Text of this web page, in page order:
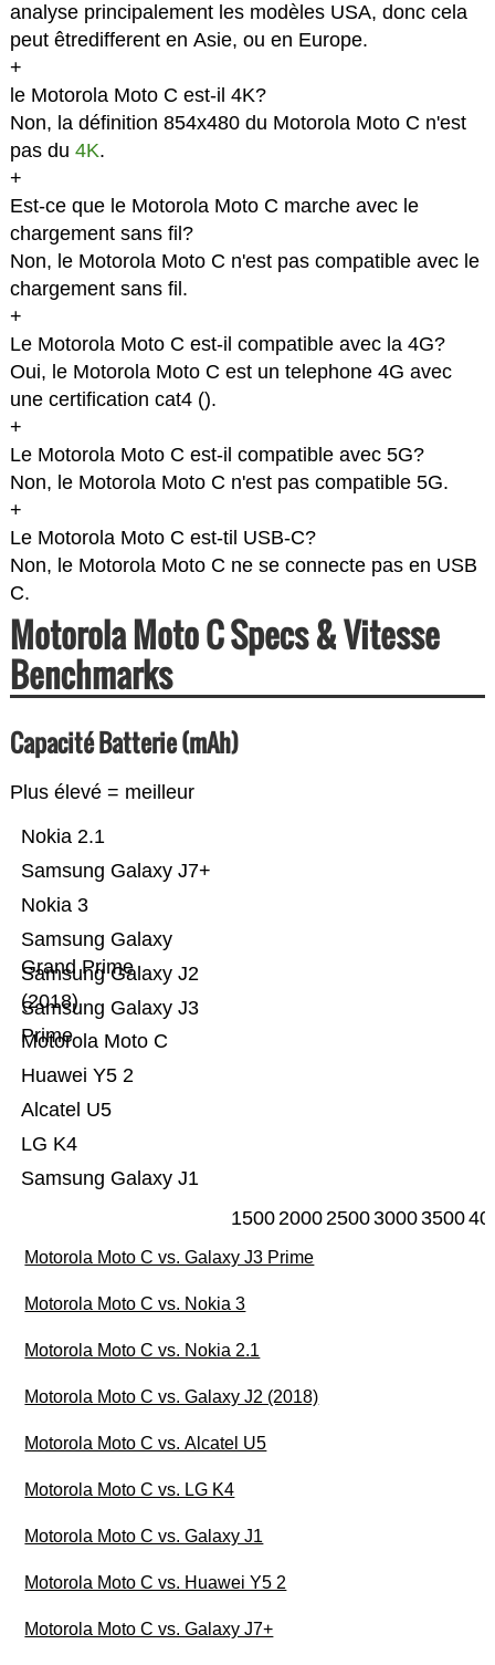
analyse principalement les modèles USA, donc cela
peut êtredifferent en Asie, ou en Europe.
+
le Motorola Moto C est-il 4K?
Non, la définition 854x480 du Motorola Moto C n'est
pas du 4K.
+
Est-ce que le Motorola Moto C marche avec le
chargement sans fil?
Non, le Motorola Moto C n'est pas compatible avec le
chargement sans fil.
+
Le Motorola Moto C est-il compatible avec la 4G?
Oui, le Motorola Moto C est un telephone 4G avec
une certification cat4 ().
+
Le Motorola Moto C est-il compatible avec 5G?
Non, le Motorola Moto C n'est pas compatible 5G.
+
Le Motorola Moto C est-til USB-C?
Non, le Motorola Moto C ne se connecte pas en USB
C.
Motorola Moto C Specs & Vitesse
Benchmarks
Capacité Batterie (mAh)
Plus élevé = meilleur
Samsung Galaxy J1
LG K4
Alcatel U5
Huawei Y5 2
Motorola Moto C
Samsung Galaxy J3
Prime
Samsung Galaxy J2
(2018)
Samsung Galaxy
Grand Prime
Nokia 3
Samsung Galaxy J7+
Nokia 2.1
15002000250030003500
Motorola Moto C vs. Galaxy J3 Prime
Motorola Moto C vs. Nokia 3
Motorola Moto C vs. Nokia 2.1
Motorola Moto C vs. Galaxy J2 (2018)
Motorola Moto C vs. Alcatel U5
Motorola Moto C vs. LG K4
Motorola Moto C vs. Galaxy J1
Motorola Moto C vs. Huawei Y5 2
Motorola Moto C vs. Galaxy J7+